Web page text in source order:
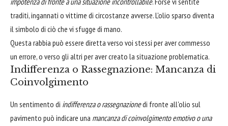
traditi, ingannati o vittime di circostanze avverse. L'olio sparso diventa
il simbolo di ciò che vi sfugge di mano.
Questa rabbia può essere diretta verso voi stessi per aver commesso
un errore, o verso gli altri per aver creato la situazione problematica.
Indifferenza o Rassegnazione: Mancanza di
Coinvolgimento
Un sentimento di indifferenza o rassegnazionedi fronte all'olio sul
pavimento può indicare una mancanza di coinvolgimento emotivo o una